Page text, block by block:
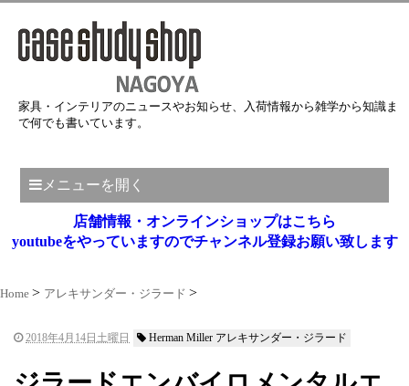
家具・インテリアのニュースやお知らせ、入荷情報から雑学から知識ま
で何でも書いています。
メニューを開く
店舗情報・オンラインショップはこちら
youtubeをやっていますのでチャンネル登録お願い致します
Home アレキサンダー・ジラード
2018年4月14日土曜日 Herman Miller アレキサンダー・ジラード